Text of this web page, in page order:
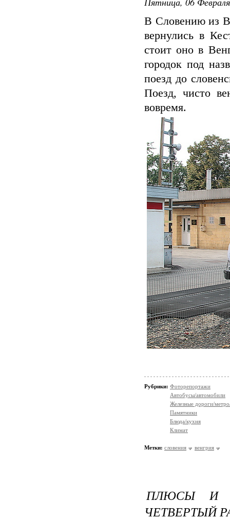
В Словению из
вернулись в
стоит оно в
городок под
поезд до
Поезд, чисто
вовремя.
Рубрики: Фоторепортажи
Автобусы/автомобили
Железные дороги/
Памятники
Блюда/кухня
Климат
Метки: словения венгрия
ПЛЮСЫ И
ЧЕТВЕРТЫЙ